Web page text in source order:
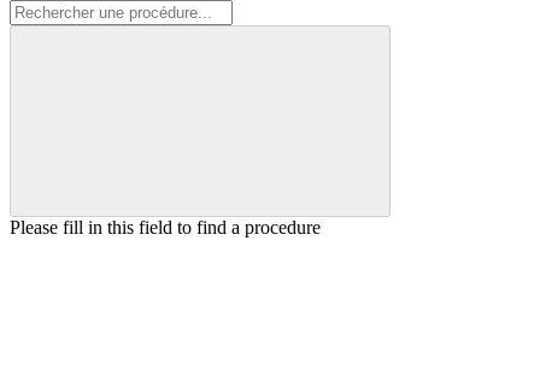
Please fill in this field to find a procedure